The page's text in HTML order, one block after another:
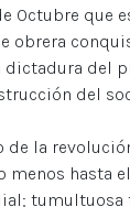
Octubre que
obrera
dictadura del
del
de la
menos hasta
tumultuosa